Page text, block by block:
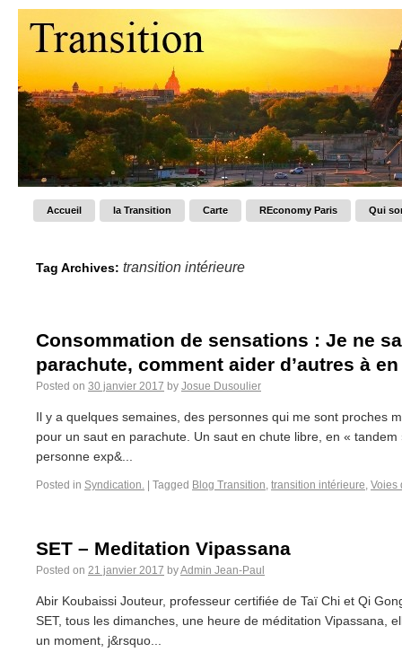
Accueil la Transition Carte REconomy Paris Qui
Tag Archives: transition intérieure
Consommation de sensations : Je ne
parachute, comment aider d’autres à
Posted on 30 janvier 2017 by Josue Dusoulier
Il y a quelques semaines, des personnes qui me sont proches
pour un saut en parachute. Un saut en chute libre, en « tandem
personne exp&...
Posted in Syndication. Tagged Blog Transition, transition intérieure, Voies
SET – Meditation Vipassana
Posted on 21 janvier 2017 byAdmin Jean-Paul
Abir Koubaissi Jouteur, professeur certifiée de Taï Chi et Qi
SET, tous les dimanches, une heure de méditation Vipassana,
un moment, j&rsquo...